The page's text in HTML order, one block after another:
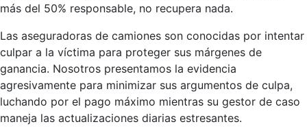
más del 50% responsable, no recupera nada.
Las aseguradoras de camiones son conocidas por intentar
culpar a la víctima para proteger sus márgenes de
ganancia. Nosotros presentamos la evidencia
agresivamente para minimizar sus argumentos de culpa,
luchando por el pago máximo mientras su gestor de caso
maneja las actualizaciones diarias estresantes.